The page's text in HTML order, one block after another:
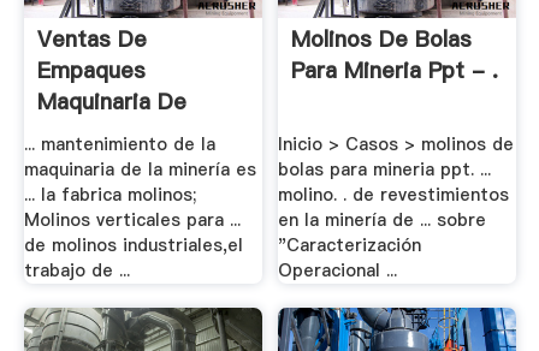
Ventas De
Empaques
Maquinaria De
Molinos .
... mantenimiento de la
maquinaria de la minería es
... la fabrica molinos;
Molinos verticales para ...
de molinos industriales,el
trabajo de ...
Molinos De Bolas
Para Mineria Ppt - .
Inicio > Casos > molinos de
bolas para mineria ppt. ...
molino. . de revestimientos
en la minería de ... sobre
"Caracterización
Operacional ...